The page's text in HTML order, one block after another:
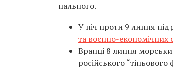
пального.
У ніч проти 9 липня
та воєнно-економічних
Вранці 8 липня
російського “тіньового